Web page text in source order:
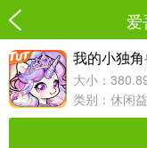
我的小独
大小：
类别： 休闲